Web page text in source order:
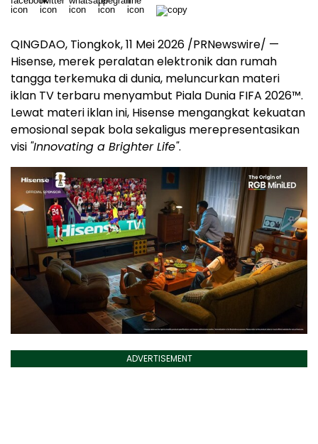
QINGDAO, Tiongkok, 11 Mei 2026 /PRNewswire/ —
Hisense, merek peralatan elektronik dan rumah
tangga terkemuka di dunia, meluncurkan materi
iklan TV terbaru menyambut Piala Dunia FIFA 2026™.
Lewat materi iklan ini, Hisense mengangkat kekuatan
emosional sepak bola sekaligus merepresentasikan
visi "Innovating a Brighter Life".
ADVERTISEMENT